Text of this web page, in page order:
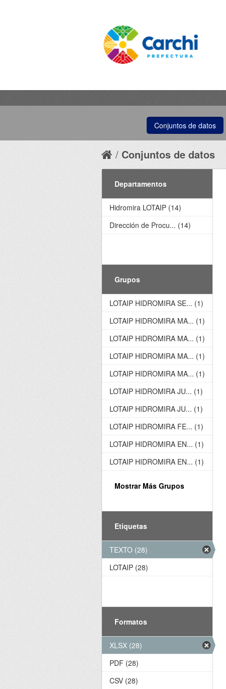
Conjuntos de datos
Conjuntos de datos
Departamentos
Hidromira LOTAIP (14)
Dirección de Procu... (14)
Grupos
LOTAIP HIDROMIRA SE... (1)
LOTAIP HIDROMIRA MA... (1)
LOTAIP HIDROMIRA MA... (1)
LOTAIP HIDROMIRA MA... (1)
LOTAIP HIDROMIRA MA... (1)
LOTAIP HIDROMIRA JU... (1)
LOTAIP HIDROMIRA JU... (1)
LOTAIP HIDROMIRA FE... (1)
LOTAIP HIDROMIRA EN... (1)
LOTAIP HIDROMIRA EN... (1)
Mostrar Más Grupos
Etiquetas
TEXTO (28)
LOTAIP (28)
Formatos
XLSX (28)
PDF (28)
CSV (28)